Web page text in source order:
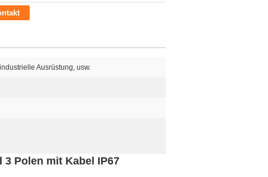
Ausrüstung, usw.
Polen mit Kabel IP67